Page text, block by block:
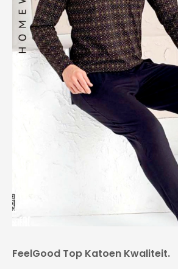
FeelGood Top Katoen Kwaliteit.